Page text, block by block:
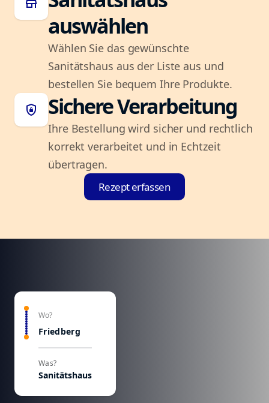
auswählen
Wählen Sie das gewünschte
Sanitätshaus aus der Liste aus und
bestellen Sie bequem Ihre Produkte.
shield_lock Sichere Verarbeitung
Ihre Bestellung wird sicher und rechtlich
korrekt verarbeitet und in Echtzeit
übertragen.
Rezept erfassen
Wo?
Friedberg
Was?
Sanitätshaus